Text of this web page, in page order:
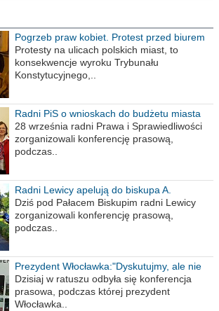
Pogrzeb praw kobiet. Protest przed biurem
poselskim PiS
Protesty na ulicach polskich miast, to
konsekwencje wyroku Trybunału
Konstytucyjnego,..
Radni PiS o wnioskach do budżetu miasta
na 2021 rok
28 września radni Prawa i Sprawiedliwości
zorganizowali konferencję prasową,
podczas..
Radni Lewicy apelują do biskupa A.
Wiesława Meringa
Dziś pod Pałacem Biskupim radni Lewicy
zorganizowali konferencję prasową,
podczas..
Prezydent Włocławka:"Dyskutujmy, ale nie
obrażajmy się”
Dzisiaj w ratuszu odbyła się konferencja
prasowa, podczas której prezydent
Włocławka..